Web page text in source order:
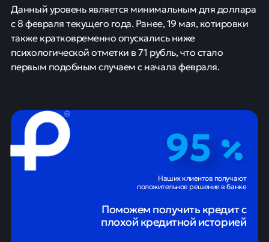
Данный уровень является минимальным для доллара
с 8 февраля текущего года. Ранее, 19 мая, котировки
также кратковременно опускались ниже
психологической отметки в 71 рубль, что стало
первым подобным случаем с начала февраля.
95
Наших клиентов получают
положительное решение в банке
Поможем получить кредит с
плохой кредитной историей